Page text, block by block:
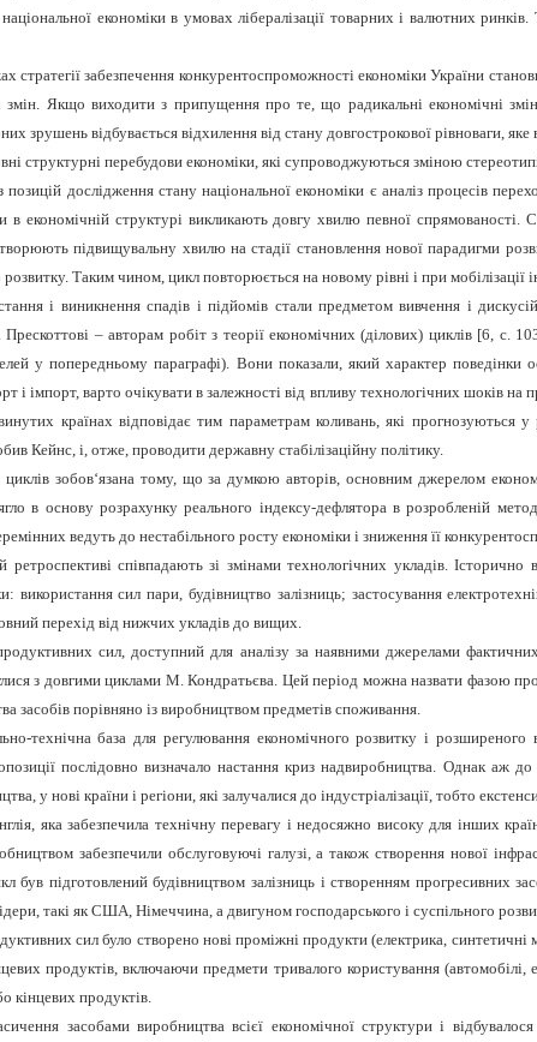
економіки в умовах лібералізації товарних і валютних ринків.
стратегії забезпечення конкурентоспроможності економіки України
змін. Якщо виходити з припущення про те, що радикальні економічні
зрушень відбувається відхилення від стану довгострокової рівноваги,
структурні перебудови економіки, які супроводжуються зміною
дослідження стану національної економіки є аналіз процесів
в економічній структурі викликають довгу хвилю певної
підвищувальну хвилю на стадії становлення нової парадигми
Таким чином, цикл повторюється на новому рівні і при мобілізації
і виникнення спадів і підйомів стали предметом вивчення і
– авторам робіт з теорії економічних (ділових) циклів [6, с.
у попередньому параграфі). Вони показали, який характер поведінки
і імпорт, варто очікувати в залежності від впливу технологічних шоків
країнах відповідає тим параметрам коливань, які
Кейнс, і, отже, проводити державну стабілізаційну політику.
зобов‘язана тому, що за думкою авторів, основним джерелом
в основу розрахунку реального індексу-дефлятора в розробленій
ведуть до нестабільного росту економіки і зниження її
ретроспективі співпадають зі змінами технологічних укладів.
сил пари, будівництво залізниць; застосування
перехід від нижчих укладів до вищих.
сил, доступний для аналізу за наявними джерелами
з довгими циклами М. Кондратьєва. Цей період можна назвати фазою
засобів порівняно із виробництвом предметів споживання.
технічна база для регулювання економічного розвитку і розширеного
послідовно визначало настання криз надвиробництва. Однак аж
у нові країни і регіони, які залучалися до індустріалізації, тобто
яка забезпечила технічну перевагу і недосяжно високу для інших
забезпечили обслуговуючі галузі, а також створення нової
підготовлений будівництвом залізниць і створенням прогресивних
такі як США, Німеччина, а двигуном господарського і суспільного
сил було створено нові проміжні продукти (електрика,
продуктів, включаючи предмети тривалого користування
кінцевих продуктів.
засобами виробництва всієї економічної структури і